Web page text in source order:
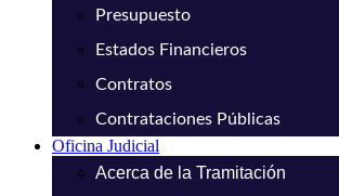
Presupuesto
Estados Financieros
Contratos
Contrataciones Públicas
Oficina Judicial
Acerca de la Tramitación